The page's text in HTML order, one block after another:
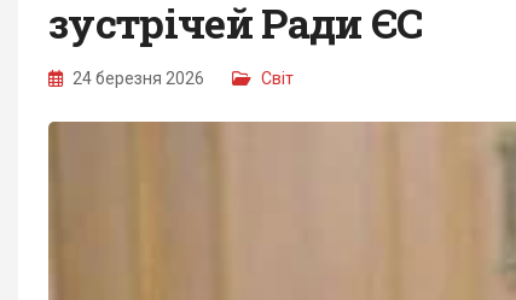
зустрічей Ради ЄС
24 березня 2026 Світ